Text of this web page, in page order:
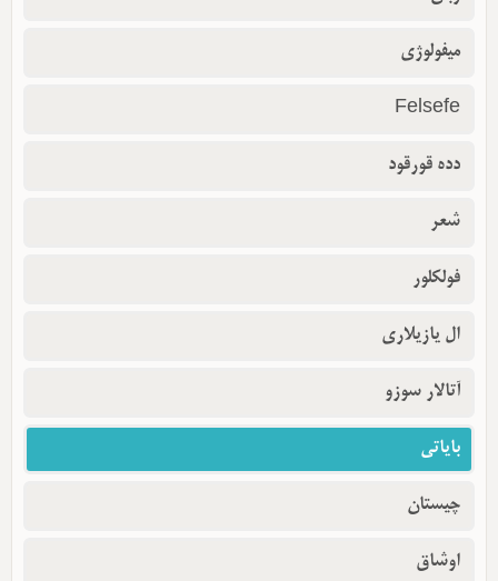
میفولوژی
Felsefe
دده قورقود
شعر
فولکلور
ال یازیلاری
آتالار سوزو
بایاتی
چیستان
اوشاق